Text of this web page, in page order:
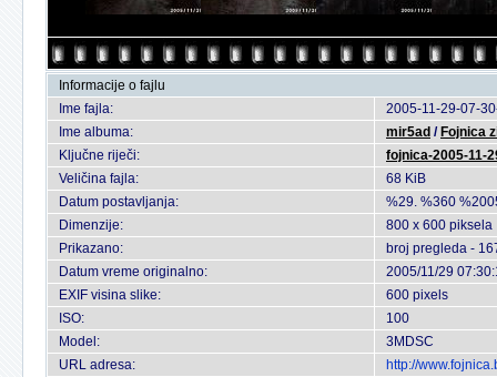
Informacije o fajlu
Ime fajla:
2005-11-29-07-
Ime albuma:
mir5ad / Fojnica
Ključne riječi:
fojnica-2005-11-
Veličina fajla:
68 KiB
Datum postavljanja:
%29. %360
Dimenzije:
800 x 600 piksela
Prikazano:
broj pregleda -
Datum vreme originalno:
2005/11/29
EXIF visina slike:
600 pixels
ISO:
100
Model:
3MDSC
URL adresa:
http://